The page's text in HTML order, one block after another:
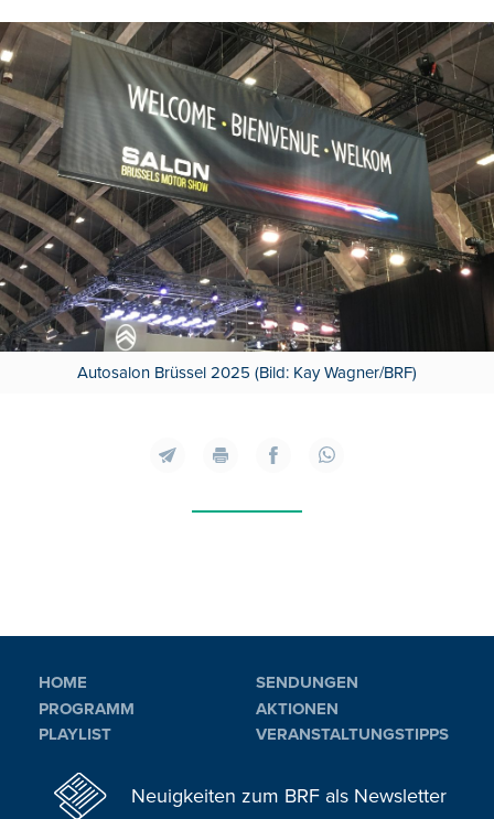
Autosalon Brüssel 2025 (Bild: Kay Wagner/BRF)
HOME
PROGRAMM
PLAYLIST
SENDUNGEN
AKTIONEN
VERANSTALTUNGSTIPPS
Neuigkeiten zum BRF als Newsletter